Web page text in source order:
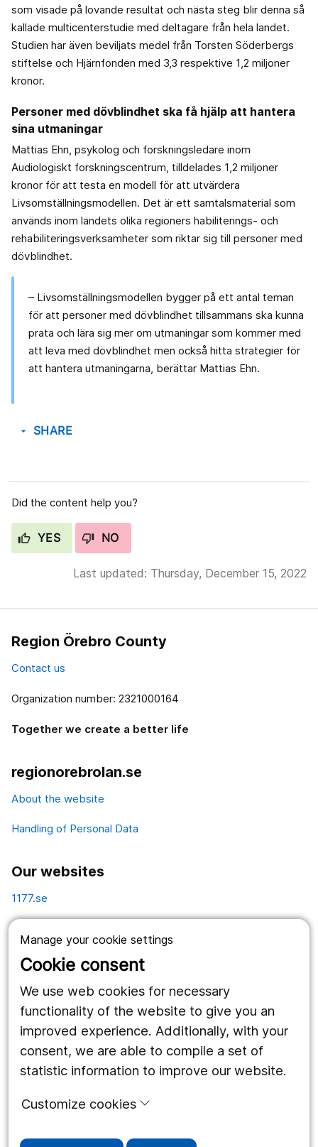
Manage your cookie settings
Cookie consent
We use web cookies for necessary
functionality of the website to give you an
improved experience. Additionally, with your
consent, we are able to compile a set of
statistic information to improve our website.
Customize cookies
som visade på lovande resultat och nästa steg blir denna så
kallade multicenterstudie med deltagare från hela landet.
Studien har även beviljats medel från Torsten Söderbergs
stiftelse och Hjärnfonden med 3,3 respektive 1,2 miljoner
kronor.
Personer med dövblindhet ska få hjälp att hantera
sina utmaningar
Mattias Ehn, psykolog och forskningsledare inom
Audiologiskt forskningscentrum, tilldelades 1,2 miljoner
kronor för att testa en modell för att utvärdera
Livsomställningsmodellen. Det är ett samtalsmaterial som
används inom landets olika regioners habiliterings- och
rehabiliteringsverksamheter som riktar sig till personer med
dövblindhet.
– Livsomställningsmodellen bygger på ett antal teman
för att personer med dövblindhet tillsammans ska kunna
prata och lära sig mer om utmaningar som kommer med
att leva med dövblindhet men också hitta strategier för
att hantera utmaningarna, berättar Mattias Ehn.
arrow_drop_down SHARE
Did the content help you?
YES NO
Last updated: Thursday, December 15, 2022
Region Örebro County
Contact us
Organization number: 2321000164
Together we create a better life
regionorebrolan.se
About the website
Handling of Personal Data
Our websites
1177.se
Vårdgivare
Utveckling
Follow us
Facebook